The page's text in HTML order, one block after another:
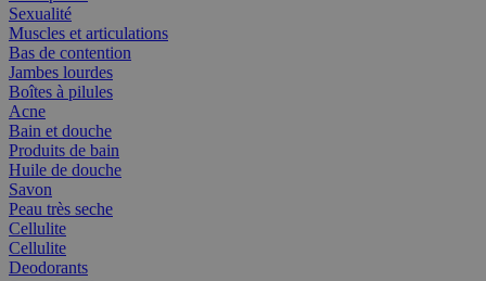
Sexualité
Muscles et articulations
Bas de contention
Jambes lourdes
Boîtes à pilules
Acne
Bain et douche
Produits de bain
Huile de douche
Savon
Peau très seche
Cellulite
Cellulite
Deodorants